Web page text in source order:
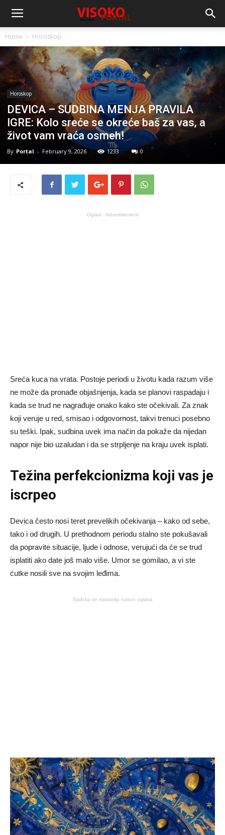
Home Horoskop
Horoskop
DEVICA – SUDBINA MENJA PRAVILA
IGRE: Kolo sreće se okreće baš za vas, a
život vam vraća osmeh!
By Portal - February 9, 2026 1233 0
Oglasi - Advertisement
Sreća kuca na vrata. Postoje periodi u životu kada razum više
ne može da pronađe objašnjenja, kada se planovi raspadaju i
kada se trud ne nagrađuje onako kako ste očekivali. Za znak
koji veruje u red, smisao i odgovornost, takvi trenuci posebno
su teški. Ipak, sudbina uvek ima način da pokaže da nijedan
napor nije bio uzaludan i da se strpljenje na kraju uvek isplati.
Težina perfekcionizma koji vas je
iscrpeo
Devica često nosi teret prevelikih očekivanja – kako od sebe,
tako i od drugih. U prethodnom periodu stalno ste pokušavali
da popravite situacije, ljude i odnose, verujući da će se trud
isplatiti ako date još malo više. Umor se gomilao, a vi ste
ćutke nosili sve na svojim leđima.
Sadržaj se nastavlja nakon oglasa